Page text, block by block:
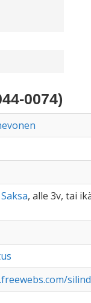
0074)
Saksa, alle 3v, tai